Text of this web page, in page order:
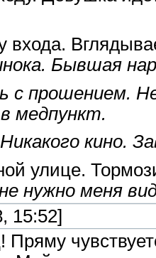
входа.
Бывшая
с прошением.
медпункт.
Никакого кино.
улице.
нужно меня
15:52]
Пряму